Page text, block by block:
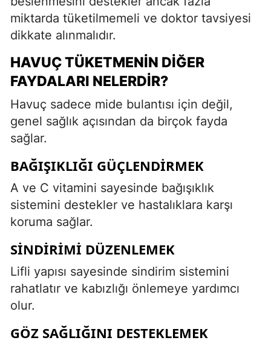
miktarda tüketilmemeli ve doktor tavsiyesi
dikkate alınmalıdır.
HAVUÇ TÜKETMENIN DIĞER
FAYDALARI NELERDIR?
Havuç sadece mide bulantısı için değil,
genel sağlık açısından da birçok fayda
sağlar.
BAĞIŞIKLIĞI GÜÇLENDIRMEK
A ve C vitamini sayesinde bağışıklık
sistemini destekler ve hastalıklara karşı
koruma sağlar.
SINDIRIMI DÜZENLEMEK
Lifli yapısı sayesinde sindirim sistemini
rahatlatır ve kabızlığı önlemeye yardımcı
olur.
GÖZ SAĞLIĞINI DESTEKLEMEK